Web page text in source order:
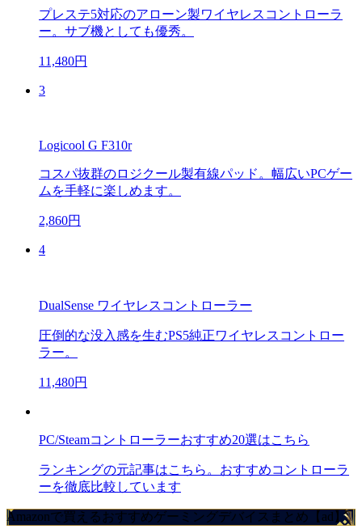
プレステ5対応のアローン製ワイヤレスコントローラ
ー。サブ機としても優秀。
11,480円
3
Logicool G F310r
コスパ抜群のロジクール製有線パッド。幅広いPCゲー
ムを手軽に楽しめます。
2,860円
4
DualSense ワイヤレスコントローラー
圧倒的な没入感を生むPS5純正ワイヤレスコントロー
ラー。
11,480円
PC/Steamコントローラーおすすめ20選はこちら
ランキングの元記事はこちら。おすすめコントローラ
ーを徹底比較しています
Amazonで買えるおすすめゲーミングデバイスまとめ【ad】